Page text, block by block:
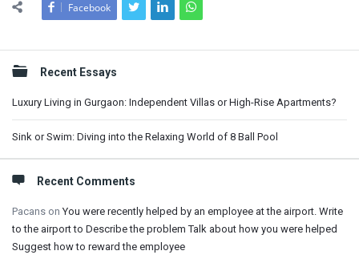
Facebook
Sidebar
Recent Essays
Luxury Living in Gurgaon: Independent Villas or High-Rise Apartments?
Sink or Swim: Diving into the Relaxing World of 8 Ball Pool
Recent Comments
Pacans onYou were recently helped by an employee at the airport. Write
to the airport to Describe the problem Talk about how you were helped
Suggest how to reward the employee